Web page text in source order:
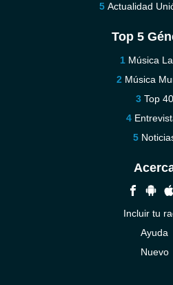
Actualidad
Top 5
Música
Música
Top 40
Incluir tu
Ayuda
Nuevo